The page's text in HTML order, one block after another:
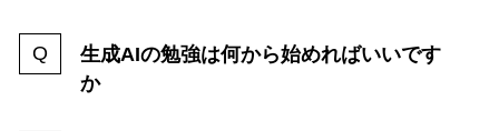
生成AIの勉強は何から始めればいいです
か